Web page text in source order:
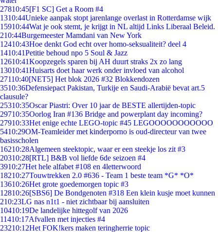
27810:45[F1 SC] Get a Room #4
1310:44Unieke aanpak stopt jarenlange overlast in Rotterdamse wijk
15910:44Wat je ook stemt, je krijgt in NL altijd Links Liberaal Beleid.
210:44Burgemeester Mamdani van New York
12410:43Hoe denkt God echt over homo-seksualiteit? deel 4
1410:41Petitie behoud npo 5 Soul & Jazz
12610:41Koopzegels sparen bij AH duurt straks 2x zo lang
13010:41Huisarts doet haar werk onder invloed van alcohol
27110:40[NET5] Het blok 2026 #32 Blokkendozen
3510:36Defensiepact Pakistan, Turkije en Saudi-Arabië bevat art.5
clausule?
25310:35Oscar Piastri: Over 10 jaar de BESTE allertijden-topic
29710:35Oorlog Iran #136 Bridge and powerplant day incoming?
27910:33Het enige echte LEGO-topic #45 LEGOOOOOOOOOOO
5410:29OM-Teamleider met kinderporno is oud-directeur van twee
basisscholen
16210:28Algemeen steektopic, waar er een steekje los zit #3
20310:28[RTL] B&B vol liefde 6de seizoen #4
3910:27Het hele alfabet #108 en 4letterwoord
18210:27Touwtrekken 2.0 #636 - Team 1 beste team *G* *O*
13610:26Het grote goedemorgen topic #3
12810:26[SBS6] De Bondgenoten #318 Een klein kusje moet kunnen
210:23LG nas n1t1 - niet zichtbaar bij aansluiten
10410:19De landelijke hittegolf van 2026
11410:17Afvallen met injecties #4
23210:12Het FOK!kers maken teringherrie topic